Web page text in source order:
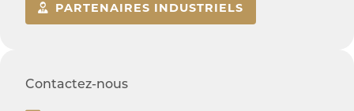
PARTENAIRES INDUSTRIELS
Contactez-nous